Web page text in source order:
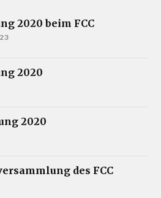
2020 beim FCC
2020
2020
des FCC